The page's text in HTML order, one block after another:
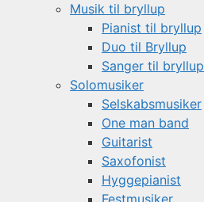
Musik til bryllup
Pianist til bryllup
Duo til Bryllup
Sanger til bryllup
Solomusiker
Selskabsmusiker
One man band
Guitarist
Saxofonist
Hyggepianist
Festmusiker